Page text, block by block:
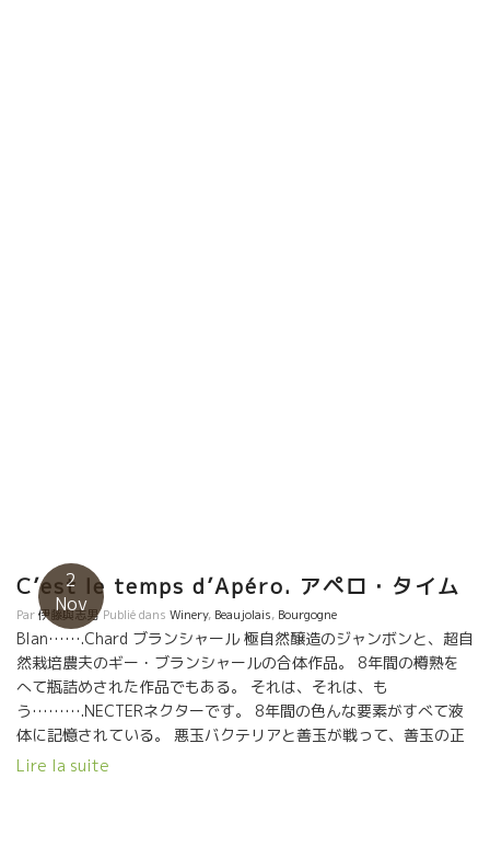
2
Nov
C’est le temps d’Apéro. アペロ・タイム
Par伊藤與志男 Publié dans Winery, Beaujolais, Bourgogne
Blan…….Chard ブランシャール 極自然醸造のジャンボンと、超自
然栽培農夫のギー・ブランシャールの合体作品。 8年間の樽熟を
へて瓶詰めされた作品でもある。 それは、それは、も
う……….NECTERネクターです。 8年間の色んな要素がすべて液
体に記憶されている。 悪玉バクテリアと善玉が戦って、善玉の正
義が勝って平和がおとずれた、物語が刻み込まれている。 ジャン
Lire la suite